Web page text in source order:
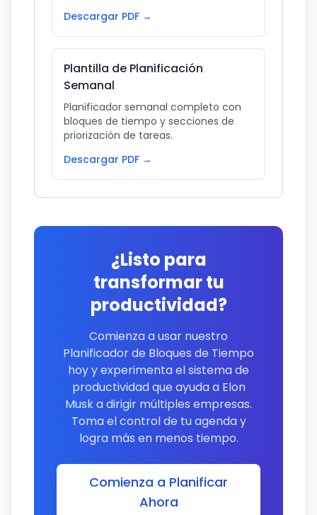
Descargar PDF →
Plantilla de Planificación
Semanal
Planificador semanal completo con
bloques de tiempo y secciones de
priorización de tareas.
Descargar PDF →
¿Listo para
transformar tu
productividad?
Comienza a usar nuestro
Planificador de Bloques de Tiempo
hoy y experimenta el sistema de
productividad que ayuda a Elon
Musk a dirigir múltiples empresas.
Toma el control de tu agenda y
logra más en menos tiempo.
Comienza a Planificar
Ahora